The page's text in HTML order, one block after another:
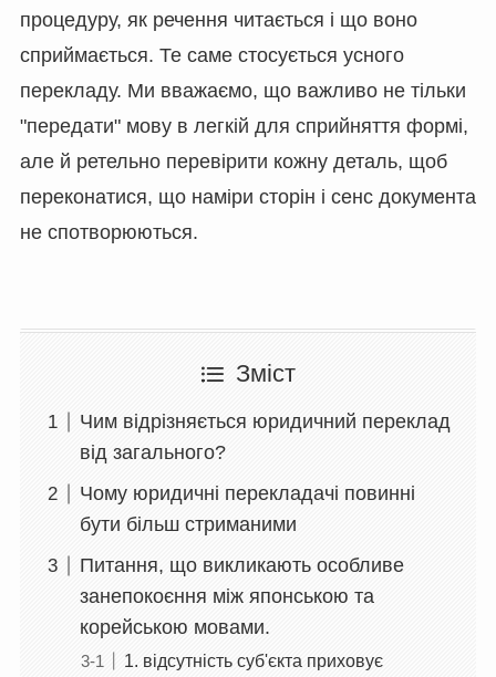
процедуру, як речення читається і що воно
сприймається. Те саме стосується усного
перекладу. Ми вважаємо, що важливо не тільки
"передати" мову в легкій для сприйняття формі,
але й ретельно перевірити кожну деталь, щоб
переконатися, що наміри сторін і сенс документа
не спотворюються.
Зміст
Чим відрізняється юридичний переклад
від загального?
Чому юридичні перекладачі повинні
бути більш стриманими
Питання, що викликають особливе
занепокоєння між японською та
корейською мовами.
1. відсутність суб'єкта приховує